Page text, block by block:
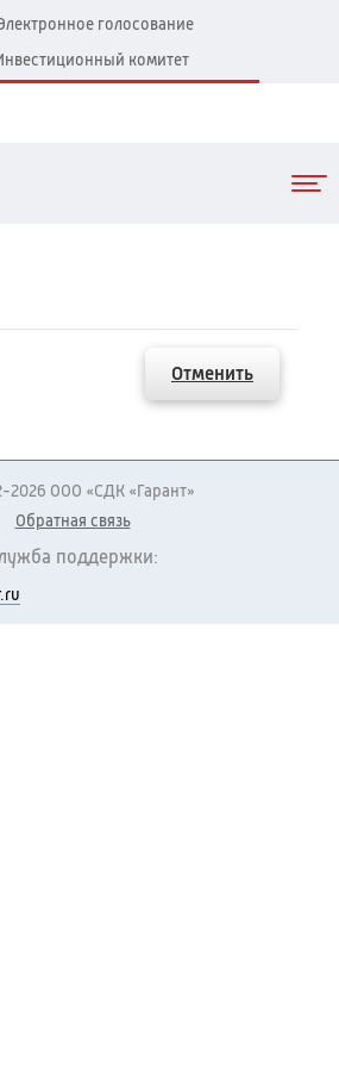
голосование
комитет
Отменить
2026 ООО «СДК «Гарант»
Обратная связь
поддержки: